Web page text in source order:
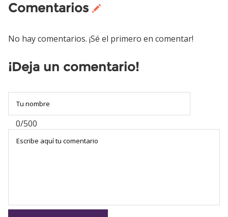
Comentarios
No hay comentarios. ¡Sé el primero en comentar!
¡Deja un comentario!
0/500